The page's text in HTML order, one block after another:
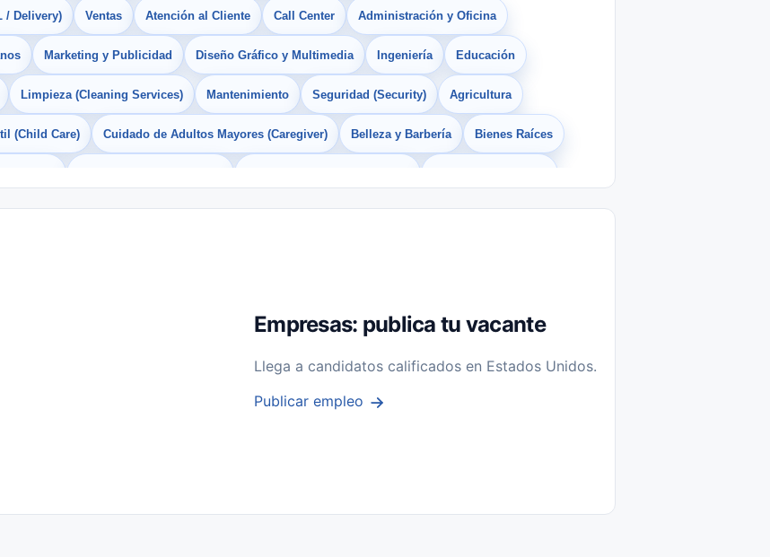
/ Delivery) Ventas Atención al Cliente Call Center Administración y Oficina
Marketing y Publicidad Diseño Gráfico y Multimedia Ingeniería Educación
Limpieza (Cleaning Services) Mantenimiento Seguridad (Security) Agricultura
(Child Care) Cuidado de Adultos Mayores (Caregiver) Belleza y Barbería Bienes Raíces
para Estudiantes Empleos Bilingües (English/Spanish) Sin Experiencia
Empresas: publica tu vacante
Llega a candidatos calificados en Estados Unidos.
Publicar empleo